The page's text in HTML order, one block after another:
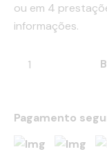
ou em 4
informações.
Pagamento